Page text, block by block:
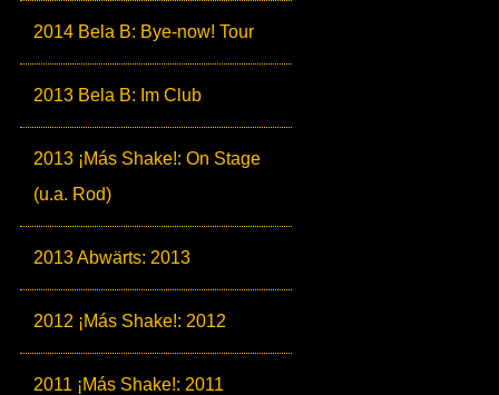
2014 Bela B: Bye-now! Tour
2013 Bela B: Im Club
2013 ¡Más Shake!: On Stage
(u.a. Rod)
2013 Abwärts: 2013
2012 ¡Más Shake!: 2012
2011 ¡Más Shake!: 2011